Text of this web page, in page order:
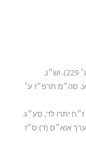
סה״מ תרפ״ז ע׳
ז״ח יתרו לד, סע״ג.
אוא״ס (ד) ס״ז